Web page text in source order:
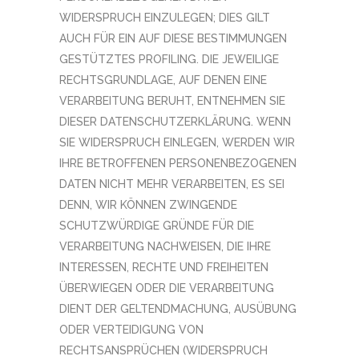
WIDERSPRUCH EINZULEGEN; DIES GILT
AUCH FÜR EIN AUF DIESE BESTIMMUNGEN
GESTÜTZTES PROFILING. DIE JEWEILIGE
RECHTSGRUNDLAGE, AUF DENEN EINE
VERARBEITUNG BERUHT, ENTNEHMEN SIE
DIESER DATENSCHUTZERKLÄRUNG. WENN
SIE WIDERSPRUCH EINLEGEN, WERDEN WIR
IHRE BETROFFENEN PERSONENBEZOGENEN
DATEN NICHT MEHR VERARBEITEN, ES SEI
DENN, WIR KÖNNEN ZWINGENDE
SCHUTZWÜRDIGE GRÜNDE FÜR DIE
VERARBEITUNG NACHWEISEN, DIE IHRE
INTERESSEN, RECHTE UND FREIHEITEN
ÜBERWIEGEN ODER DIE VERARBEITUNG
DIENT DER GELTENDMACHUNG, AUSÜBUNG
ODER VERTEIDIGUNG VON
RECHTSANSPRÜCHEN (WIDERSPRUCH